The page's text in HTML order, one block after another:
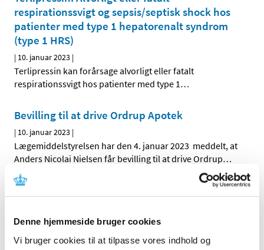
Denne hjemmeside bruger cookies
Vi bruger cookies til at tilpasse vores indhold og
respirationssvigt og sepsis/septisk shock hos
patienter med type 1 hepatorenalt syndrom
(type 1 HRS)
| 10. januar 2023 |
Terlipressin kan forårsage alvorligt eller fatalt
respirationssvigt hos patienter med type 1…
Bevilling til at drive Ordrup Apotek
| 10. januar 2023 |
Lægemiddelstyrelsen har den 4. januar 2023 meddelt, at
Anders Nicolai Nielsen får bevilling til at drive Ordrup…
Bevilling til at drive Thisted Løve Apotek
Lægemiddelstyrelsen har den 22. december 2022